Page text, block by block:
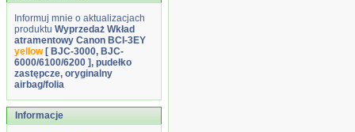
Informuj mnie o aktualizacjach
produktu Wyprzedaż Wkład
atramentowy Canon BCI-3EY
yellow[ BJC-3000, BJC-
6000/6100/6200 ], pudełko
zastępcze, oryginalny
airbag/folia
Informacje